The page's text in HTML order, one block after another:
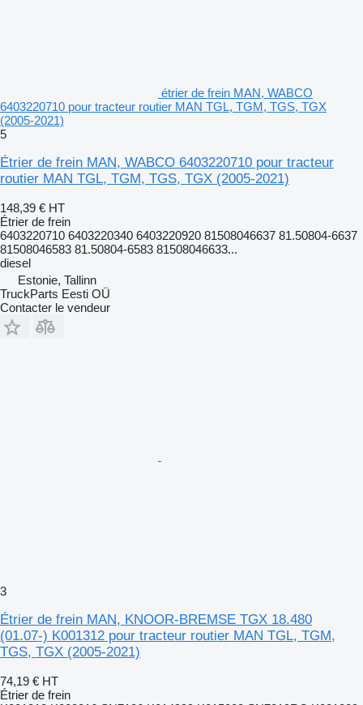
étrier de frein MAN, WABCO
6403220710 pour tracteur routier MAN TGL, TGM, TGS, TGX
(2005-2021)
5
Étrier de frein MAN, WABCO 6403220710 pour tracteur
routier MAN TGL, TGM, TGS, TGX (2005-2021)
148,39 € HT
Étrier de frein
6403220710 6403220340 6403220920 81508046637 81.50804-6637
81508046583 81.50804-6583 81508046633...
diesel
Estonie, Tallinn
TruckParts Eesti OÜ
Contacter le vendeur
3
Étrier de frein MAN, KNOOR-BREMSE TGX 18.480
(01.07-) K001312 pour tracteur routier MAN TGL, TGM,
TGS, TGX (2005-2021)
74,19 € HT
Étrier de frein